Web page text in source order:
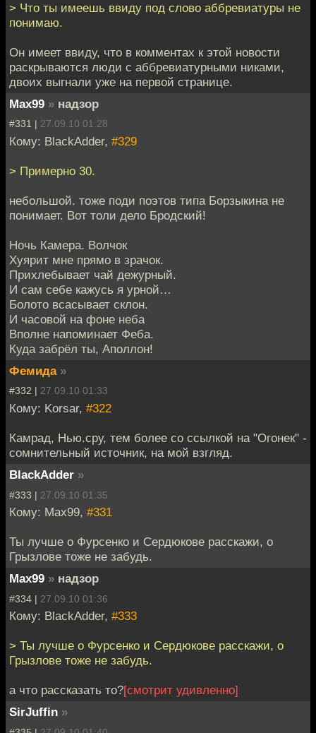
> Что ты имеешь ввиду под слово аббревиатуры не
понимаю.
Он имеет ввиду, что в комментах к этой новости
раскрываются люди с аббревиатурными никами,
двоих выгнали уже на первой странице.
Max99 » надзор
#331 | 27.09.10 01:28
Кому: BlackAdder, #329
> Примерно 30.
небольшой. тоже поди поэтов типа Борзыкина не
понимает. Вот толи дело Бродский!
Ночь Камера. Волчок
Хуярит мне прямо в зрачок.
Прихлебывает чай дежурный.
И сам себе кажусь я урной…
Болото всасывает склон.
И часовой на фоне неба
Вполне напоминает Феба.
Куда забрёл ты, Аполлон!
Фемида »
#332 | 27.09.10 01:33
Кому: Korsar, #322
Камрад, Нью.сру, тем более со ссылкой на "Огонек" -
сомнительный источник, на мой взгляд.
BlackAdder »
#333 | 27.09.10 01:35
Кому: Max99, #331
Ты лучше о Фурсенко и Сердюкове расскажи, о
Грызлове тоже не забудь.
Max99 » надзор
#334 | 27.09.10 01:36
Кому: BlackAdder, #333
> Ты лучше о Фурсенко и Сердюкове расскажи, о
Грызлове тоже не забудь.
а что рассказать то?[смотрит удивленно]
SirJuffin »